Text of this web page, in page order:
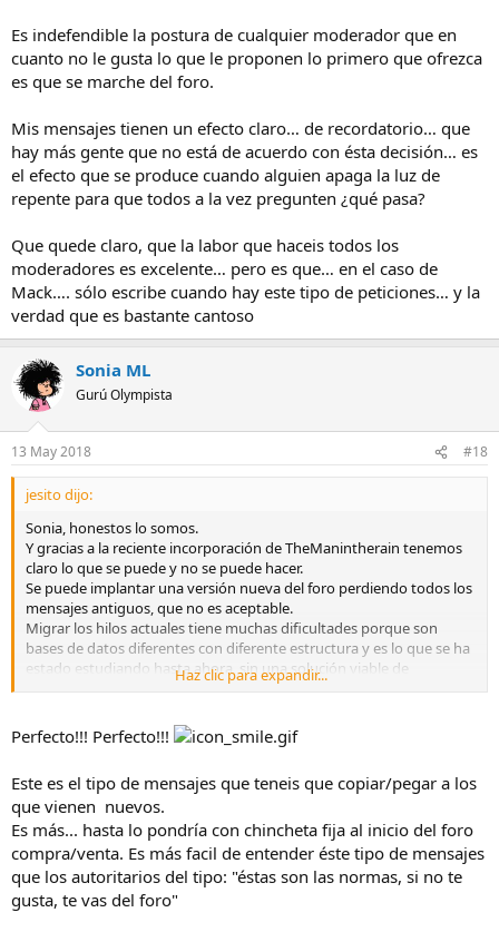
Es indefendible la postura de cualquier moderador que en
cuanto no le gusta lo que le proponen lo primero que ofrezca
es que se marche del foro.
Mis mensajes tienen un efecto claro… de recordatorio… que
hay más gente que no está de acuerdo con ésta decisión… es
el efecto que se produce cuando alguien apaga la luz de
repente para que todos a la vez pregunten ¿qué pasa?
Que quede claro, que la labor que haceis todos los
moderadores es excelente… pero es que… en el caso de
Mack…. sólo escribe cuando hay este tipo de peticiones… y la
verdad que es bastante cantoso
Sonia ML
Gurú Olympista
13 May 2018 #18
jesito dijo:
Sonia, honestos lo somos.
Y gracias a la reciente incorporación de TheManintherain tenemos
claro lo que se puede y no se puede hacer.
Se puede implantar una versión nueva del foro perdiendo todos los
mensajes antiguos, que no es aceptable.
Migrar los hilos actuales tiene muchas dificultades porque son
bases de datos diferentes con diferente estructura y es lo que se ha
estado estudiando hasta ahora, sin una solución viable de
momento.
esa movida haría falta triplicar el espacio en disco del servidor y
dedicar muchas horas.
llegado necesita un listado de lo que está en venta en el foro, no
tiene mas que pedirlo, ya lo hemos hecho en otras ocasiones.
Haz clic para expandir...
Perfecto!!! Perfecto!!!
Este es el tipo de mensajes que teneis que copiar/pegar a los
que vienen nuevos.
Es más... hasta lo pondría con chincheta fija al inicio del foro
compra/venta. Es más facil de entender éste tipo de mensajes
que los autoritarios del tipo: "éstas son las normas, si no te
gusta, te vas del foro"